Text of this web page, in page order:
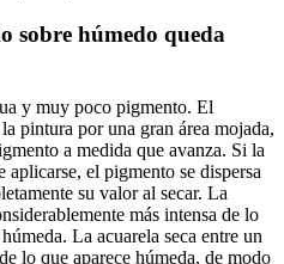
sobre húmedo queda
y muy poco pigmento. El
pintura por una gran área mojada,
a medida que avanza. Si la
aplicarse, el pigmento se dispersa
su valor al secar. La
más intensa de lo
La acuarela seca entre un
lo que aparece húmeda, de modo